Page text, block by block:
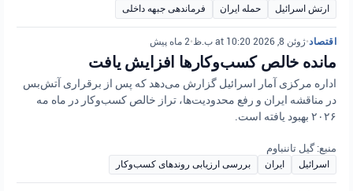
ارتش اسرائیل حمله ایران فرماندهی جبهه داخلی
اقتصاد•ژوئن 8, 2026 at 10:20 ب.ظ •2 ماه پیش
مانده خالص کسب‌وکارها افزایش یافت
اداره مرکزی آمار اسرائیل گزارش می‌دهد که پس از برقراری آتش‌بس
در مناقشه ایران و رفع محدودیت‌ها، تراز خالص کسب‌وکار در ماه مه
۲۰۲۶ بهبود یافته است.
منبع: گیل تاننباوم
اسرائیل ایران بررسی ارزیابی روندهای کسب‌وکار